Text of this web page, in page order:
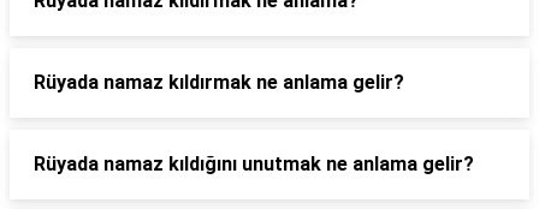
Rüyada namaz kıldırmak ne anlama gelir?
Rüyada namaz kıldığını unutmak ne anlama gelir?